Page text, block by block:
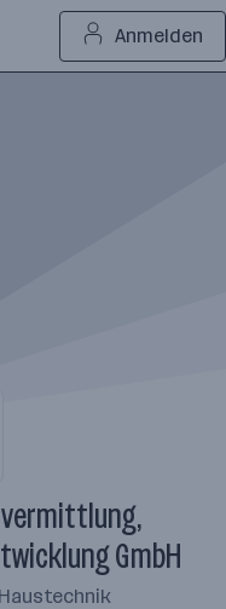
Anmelden
GmbH
Haustechnik